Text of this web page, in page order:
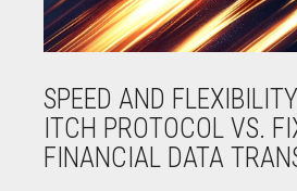
SPEED AND
ITCH PROTOCOL VS.
FINANCIAL DATA